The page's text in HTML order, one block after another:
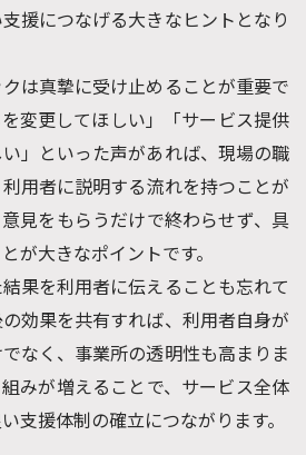
援につなげる大きなヒントとなり
は真摯に受け止めることが重要で
変更してほしい」「サービス提供
」といった声があれば、現場の職
用者に説明する流れを持つことが
見をもらうだけで終わらせず、具
が大きなポイントです。
果を利用者に伝えることも忘れて
効果を共有すれば、利用者自身が
なく、事業所の透明性も高まりま
みが増えることで、サービス全体
支援体制の確立につながります。